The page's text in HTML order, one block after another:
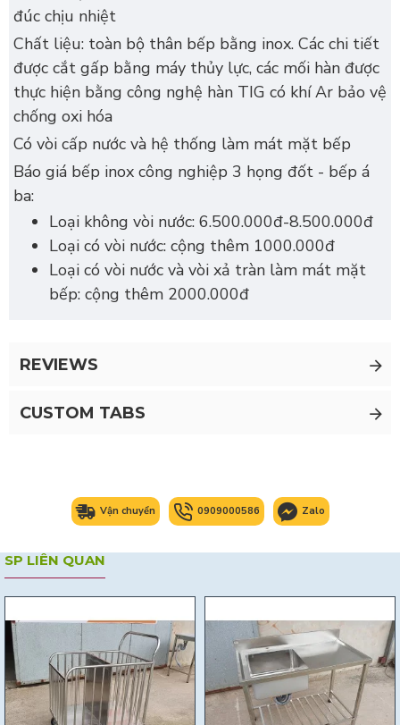
đúc chịu nhiệt
Chất liệu: toàn bộ thân bếp bằng inox. Các chi tiết
được cắt gấp bằng máy thủy lực, các mối hàn được
thực hiện bằng công nghệ hàn TIG có khí Ar bảo vệ
chống oxi hóa
Có vòi cấp nước và hệ thống làm mát mặt bếp
Báo giá bếp inox công nghiệp 3 họng đốt - bếp á
ba:
Loại không vòi nước: 6.500.000đ-8.500.000đ
Loại có vòi nước: cộng thêm 1000.000đ
Loại có vòi nước và vòi xả tràn làm mát mặt
bếp: cộng thêm 2000.000đ
REVIEWS
CUSTOM TABS
Vận chuyển 0909000586 Zalo
SP LIÊN QUAN